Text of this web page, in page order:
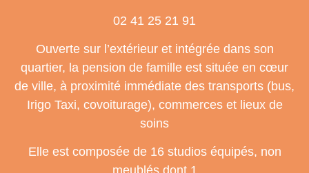
02 41 25 21 91
Ouverte sur l’extérieur et intégrée dans son
quartier, la pension de famille est située en cœur
de ville, à proximité immédiate des transports (bus,
Irigo Taxi, covoiturage), commerces et lieux de
soins
Elle est composée de 16 studios équipés, non